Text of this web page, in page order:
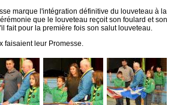
marque l'intégration définitive du louveteau à la
que le louveteau reçoit son foulard et son
fait pour la première fois son salut louveteau.
faisaient leur Promesse.